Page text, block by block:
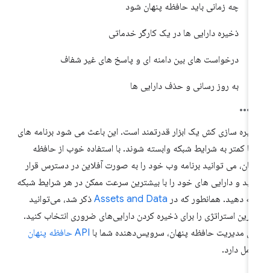
چه زمانی باید حافظه پنهان شود
ذخیره دارایی ها در یک کارگر خدماتی
درخواست های بین دامنه ای و پاسخ های غیر شفاف
به روز رسانی و حذف دارایی ها
سازی کش یک ابزار قدرتمند است. این باعث می شود برنامه های
کمتر به شرایط شبکه وابسته شوند. با استفاده خوب از حافظه
می توانید برنامه وب خود را به صورت آفلاین در دسترس قرار
و دارایی های خود را با بیشترین سرعت ممکن در هر شرایط شبکه
دهید. همانطور که درAssets and Dataذکر شد، می‌توانید
استراتژی را برای ذخیره کردن دارایی‌های ضروری انتخاب کنید.
مدیریت حافظه پنهان، سرویس‌دهنده شما باAPI حافظه پنهان
دارد.